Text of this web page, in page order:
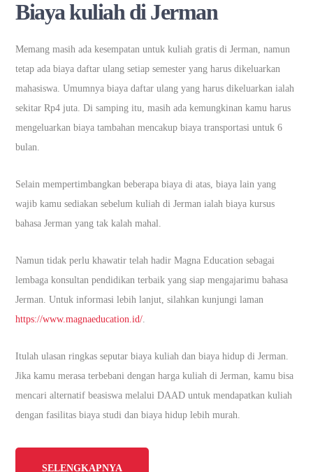
Biaya kuliah di Jerman
Memang masih ada kesempatan untuk kuliah gratis di Jerman, namun
tetap ada biaya daftar ulang setiap semester yang harus dikeluarkan
mahasiswa. Umumnya biaya daftar ulang yang harus dikeluarkan ialah
sekitar Rp4 juta. Di samping itu, masih ada kemungkinan kamu harus
mengeluarkan biaya tambahan mencakup biaya transportasi untuk 6
bulan.
Selain mempertimbangkan beberapa biaya di atas, biaya lain yang
wajib kamu sediakan sebelum kuliah di Jerman ialah biaya kursus
bahasa Jerman yang tak kalah mahal.
Namun tidak perlu khawatir telah hadir Magna Education sebagai
lembaga konsultan pendidikan terbaik yang siap mengajarimu bahasa
Jerman. Untuk informasi lebih lanjut, silahkan kunjungi laman
https://www.magnaeducation.id/
Itulah ulasan ringkas seputar biaya kuliah dan biaya hidup di Jerman.
Jika kamu merasa terbebani dengan harga kuliah di Jerman, kamu bisa
mencari alternatif beasiswa melalui DAAD untuk mendapatkan kuliah
dengan fasilitas biaya studi dan biaya hidup lebih murah.
SELENGKAPNYA